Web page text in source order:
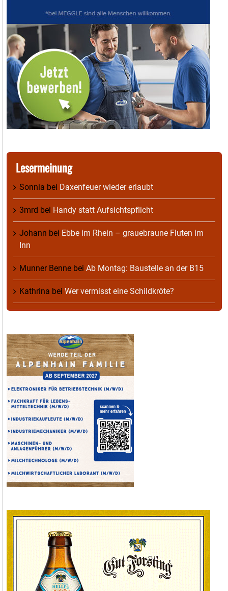
Lesermeinung
Sonnia bei Daxenfeuer wieder erlaubt
3mrd bei Handy statt Aufsichtspflicht
Johann bei Ebbe im Rhein – grauebraune Fluten im
Inn
Munner Benne bei Ab Montag: Baustelle an der B15
Kathrina bei Wer vermisst eine Schildkröte?